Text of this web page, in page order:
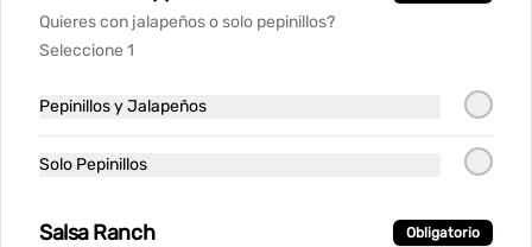
$1.900 $2.000
BEBIDAS IMPORTADAS
Quieres con jalapeños o solo pepinillos?
Seleccione 1
Pepinillos y Jalapeños
Solo Pepinillos
Salsa Ranch Obligatorio